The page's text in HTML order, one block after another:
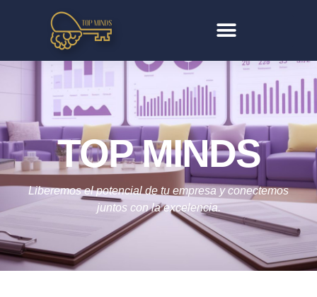
TOP MINDS
Liberemos el potencial de tu empresa y conectemos
juntos con la excelencia.